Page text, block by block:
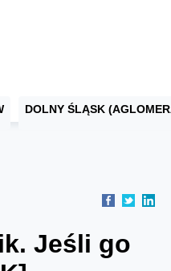
DOLNY ŚLĄSK
Jeśli go